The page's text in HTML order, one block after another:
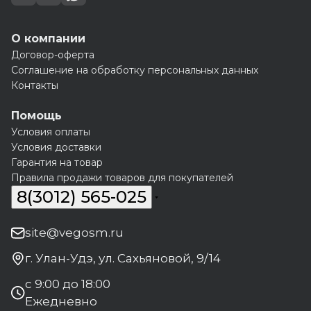
О компании
Договор-оферта
Соглашение на обработку персональных данных
Контакты
Помощь
Условия оплаты
Условия доставки
Гарантия на товар
Правила продажи товаров для покупателей
8(3012) 565-025
site@vegosm.ru
г. Улан-Удэ, ул. Сахьяновой, 9/14
с 9:00 до 18:00
Ежедневно